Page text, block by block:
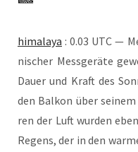
hima­la­ya : 0.03 UTC —
ni­scher Mess­ge­rä­te
Dau­er und Kraft des
den Bal­kon über
ren der Luft wur­den
Regens, der in den